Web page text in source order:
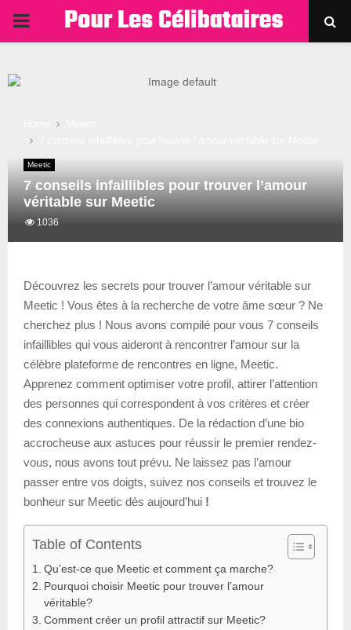
PRIMARY
Meetic
7 conseils infaillibles pour trouver l’amour
véritable sur Meetic
1036
Découvrez les secrets pour trouver l’amour véritable sur
Meetic ! Vous êtes à la recherche de votre âme sœur ? Ne
cherchez plus ! Nous avons compilé pour vous 7 conseils
infaillibles qui vous aideront à rencontrer l’amour sur la
célèbre plateforme de rencontres en ligne, Meetic.
Apprenez comment optimiser votre profil, attirer l’attention
des personnes qui correspondent à vos critères et créer
des connexions authentiques. De la rédaction d’une bio
accrocheuse aux astuces pour réussir le premier rendez-
vous, nous avons tout prévu. Ne laissez pas l’amour
passer entre vos doigts, suivez nos conseils et trouvez le
bonheur sur Meetic dès aujourd’hui !
Table of Contents
Qu’est-ce que Meetic et comment ça marche?
Pourquoi choisir Meetic pour trouver l’amour
véritable?
Comment créer un profil attractif sur Meetic?